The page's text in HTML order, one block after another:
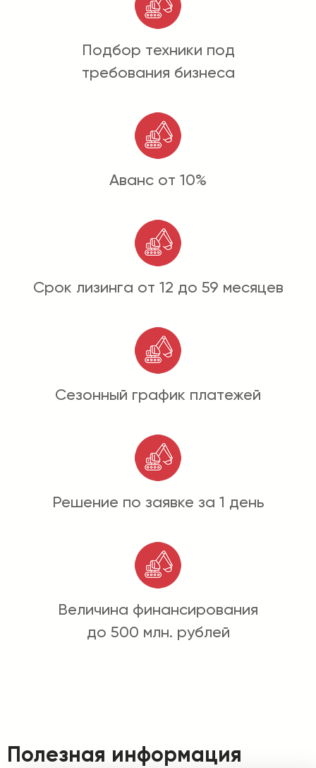
Подбор техники под
требования бизнеса
Аванс от 10%
Срок лизинга от 12 до 59 месяцев
Сезонный график платежей
Решение по заявке за 1 день
Величина финансирования
до 500 млн. рублей
Полезная информация